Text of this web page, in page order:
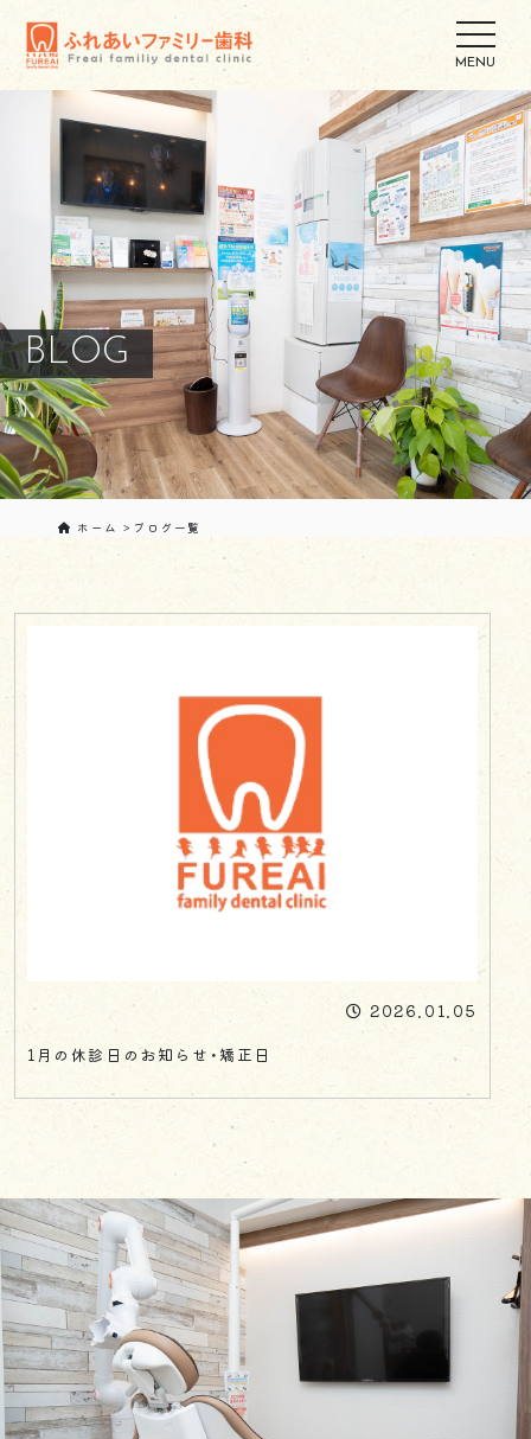
BLOG
ホーム ブログ一覧
2026.01.05
1月の休診日のお知らせ・矯正日